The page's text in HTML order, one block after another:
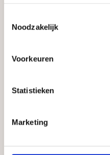
Noodzakelijk
Voorkeuren
Statistieken
Marketing